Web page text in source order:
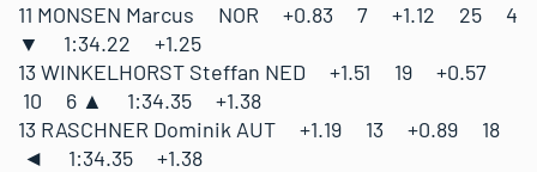
11 MONSEN Marcus NOR +0.83 7 +1.12 25 4
▼ 1:34.22 +1.25
13 WINKELHORST Steffan NED +1.51 19 +0.57
10 6 ▲ 1:34.35 +1.38
13 RASCHNER Dominik AUT +1.19 13 +0.89 18
◄ 1:34.35 +1.38